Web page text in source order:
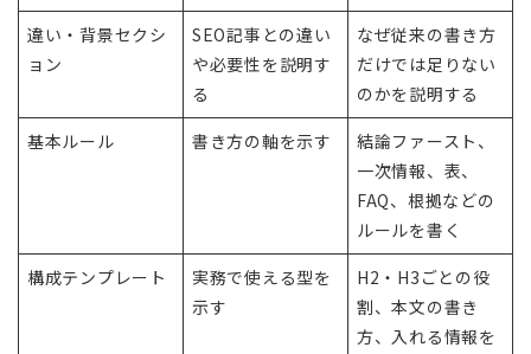
違い・背景セクシ
ョン
SEO記事との違い
や必要性を説明す
る
なぜ従来の書き方
だけでは足りない
のかを説明する
基本ルール
書き方の軸を示す
結論ファースト、
一次情報、表、
FAQ、根拠などの
ルールを書く
構成テンプレート
実務で使える型を
示す
H2・H3ごとの役
割、本文の書き
方、入れる情報を